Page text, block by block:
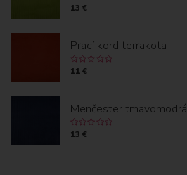
13 €
Prací kord terrakota
11 €
Menčester tmavomodrá
13 €